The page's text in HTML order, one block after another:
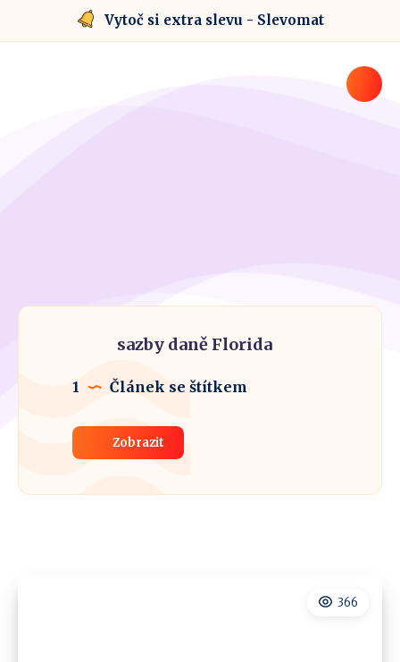
Vytoč si extra slevu - Slevomat
sazby daně Florida
1 Článek se štítkem
Zobrazit
366